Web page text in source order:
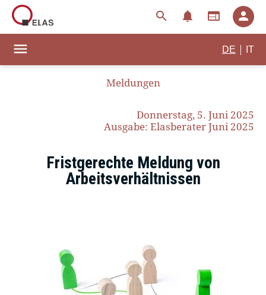
search notifications web person
menu DE IT
Meldungen
Donnerstag, 5. Juni 2025
Ausgabe: Elasberater Juni 2025
Fristgerechte Meldung von
Arbeitsverhältnissen